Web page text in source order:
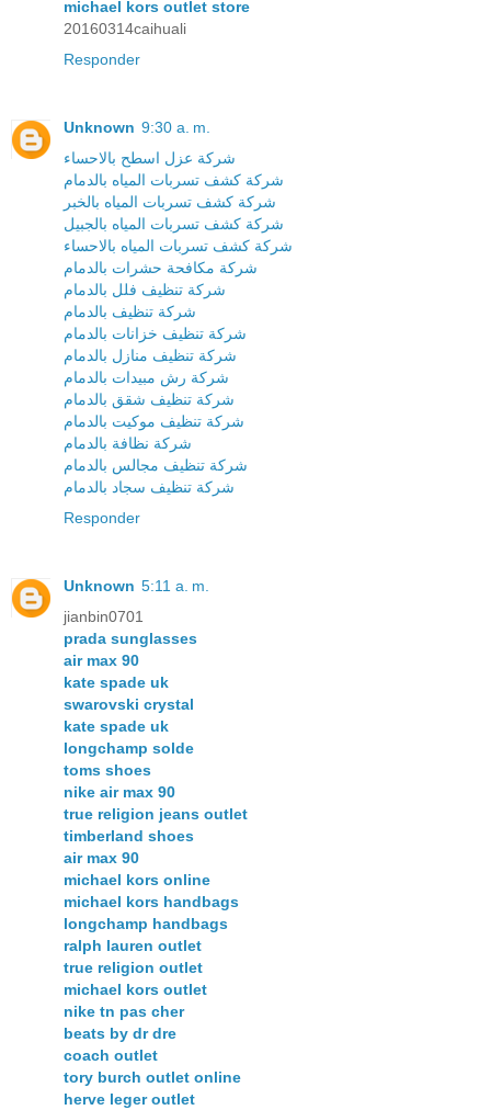
michael kors outlet store
20160314caihuali
Responder
Unknown 9:30 a. m.
شركة عزل اسطح بالاحساء
شركة كشف تسربات المياه بالدمام
شركة كشف تسربات المياه بالخبر
شركة كشف تسربات المياه بالجبيل
شركة كشف تسربات المياه بالاحساء
شركة مكافحة حشرات بالدمام
شركة تنظيف فلل بالدمام
شركة تنظيف بالدمام
شركة تنظيف خزانات بالدمام
شركة تنظيف منازل بالدمام
شركة رش مبيدات بالدمام
شركة تنظيف شقق بالدمام
شركة تنظيف موكيت بالدمام
شركة نظافة بالدمام
شركة تنظيف مجالس بالدمام
شركة تنظيف سجاد بالدمام
Responder
Unknown 5:11 a. m.
jianbin0701
prada sunglasses
air max 90
kate spade uk
swarovski crystal
kate spade uk
longchamp solde
toms shoes
nike air max 90
true religion jeans outlet
timberland shoes
air max 90
michael kors online
michael kors handbags
longchamp handbags
ralph lauren outlet
true religion outlet
michael kors outlet
nike tn pas cher
beats by dr dre
coach outlet
tory burch outlet online
herve leger outlet